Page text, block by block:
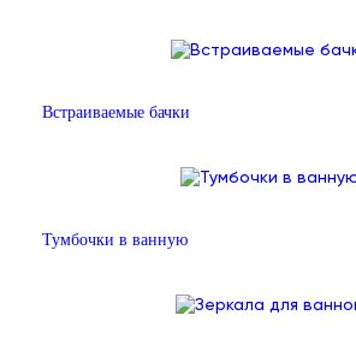
Встраиваемые бачки
Тумбочки в ванную